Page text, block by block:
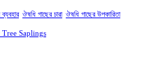
ঔষধি গাছের চারা ঔষধি গাছের উপকারিতা
Saplings